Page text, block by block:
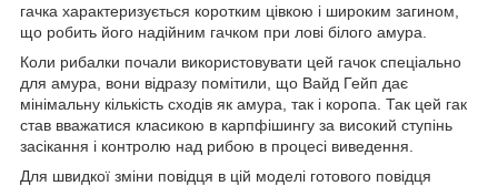
гачка характеризується коротким цівкою і широким загином,
що робить його надійним гачком при лові білого амура.
Коли рибалки почали використовувати цей гачок спеціально
для амура, вони відразу помітили, що Вайд Гейп дає
мінімальну кількість сходів як амура, так і коропа. Так цей гак
став вважатися класикою в карпфішингу за високий ступінь
засікання і контролю над рибою в процесі виведення.
Для швидкої зміни повідця в цій моделі готового повідця